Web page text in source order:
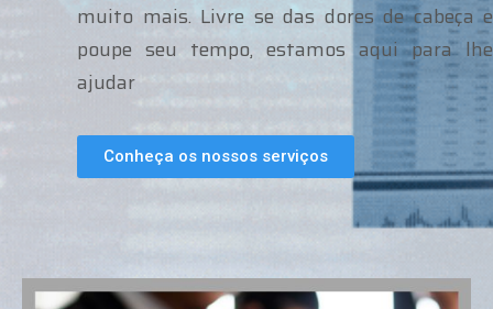
muito mais. Livre se das dores de cabeça e
poupe seu tempo, estamos aqui para lhe
ajudar
Conheça os nossos serviços